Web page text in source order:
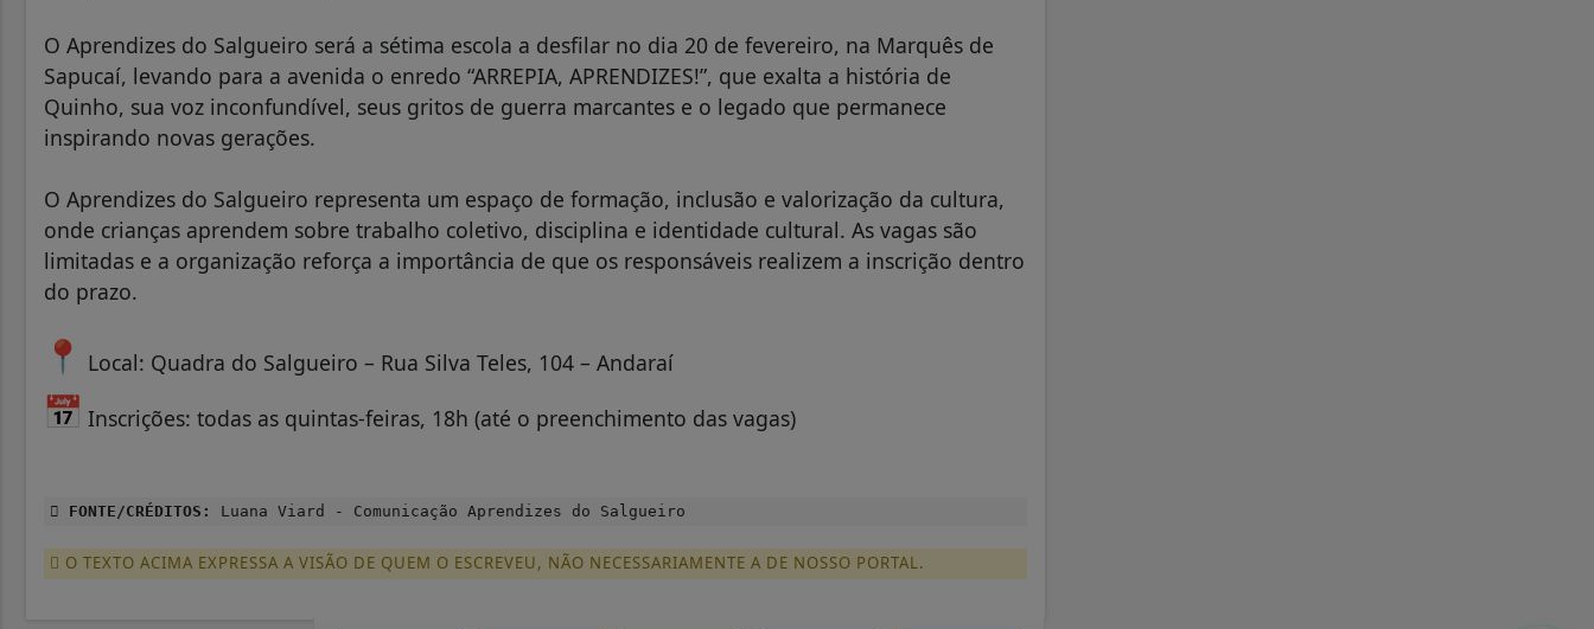
O Aprendizes do Salgueiro será a sétima escola a desfilar no dia 20 de fevereiro, na Marquês de
Sapucaí, levando para a avenida o enredo “ARREPIA, APRENDIZES!”, que exalta a história de
Quinho, sua voz inconfundível, seus gritos de guerra marcantes e o legado que permanece
inspirando novas gerações.
O Aprendizes do Salgueiro representa um espaço de formação, inclusão e valorização da cultura,
onde crianças aprendem sobre trabalho coletivo, disciplina e identidade cultural. As vagas são
limitadas e a organização reforça a importância de que os responsáveis realizem a inscrição dentro
do prazo.
Local: Quadra do Salgueiro – Rua Silva Teles, 104 – Andaraí
Inscrições: todas as quintas-feiras, 18h (até o preenchimento das vagas)
FONTE/CRÉDITOS: Luana Viard - Comunicação Aprendizes do Salgueiro
O TEXTO ACIMA EXPRESSA A VISÃO DE QUEM O ESCREVEU, NÃO NECESSARIAMENTE A DE NOSSO PORTAL.